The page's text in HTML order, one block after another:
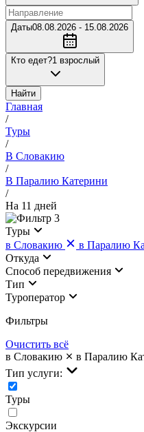
Даты08.08.2026 - 15.08.2026
Кто едет?1 взрослый
Найти
Главная
/
Туры
/
В Словакию
/
В Паралию Катерини
/
На 11 дней
3
Туры
в Словакию
в Паралию
Откуда
Cпособ передвижения
Тип
Туроператор
Фильтры
Очистить всё
в Словакию
в Паралию
Тип услуги:
Туры
Экскурсии